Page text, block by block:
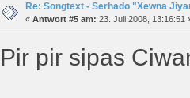
Re: Songtext - Serhado "Xewna
« Antwort #5 am: 23. Juli 2008, 13:16:51
Pir pir sipas